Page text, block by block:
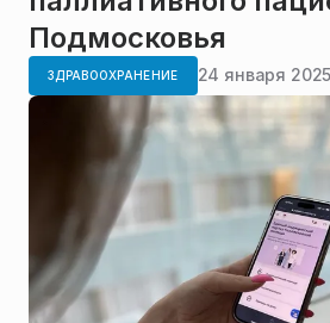
Подмосковья
ЗДРАВООХРАНЕНИЕ 24 января